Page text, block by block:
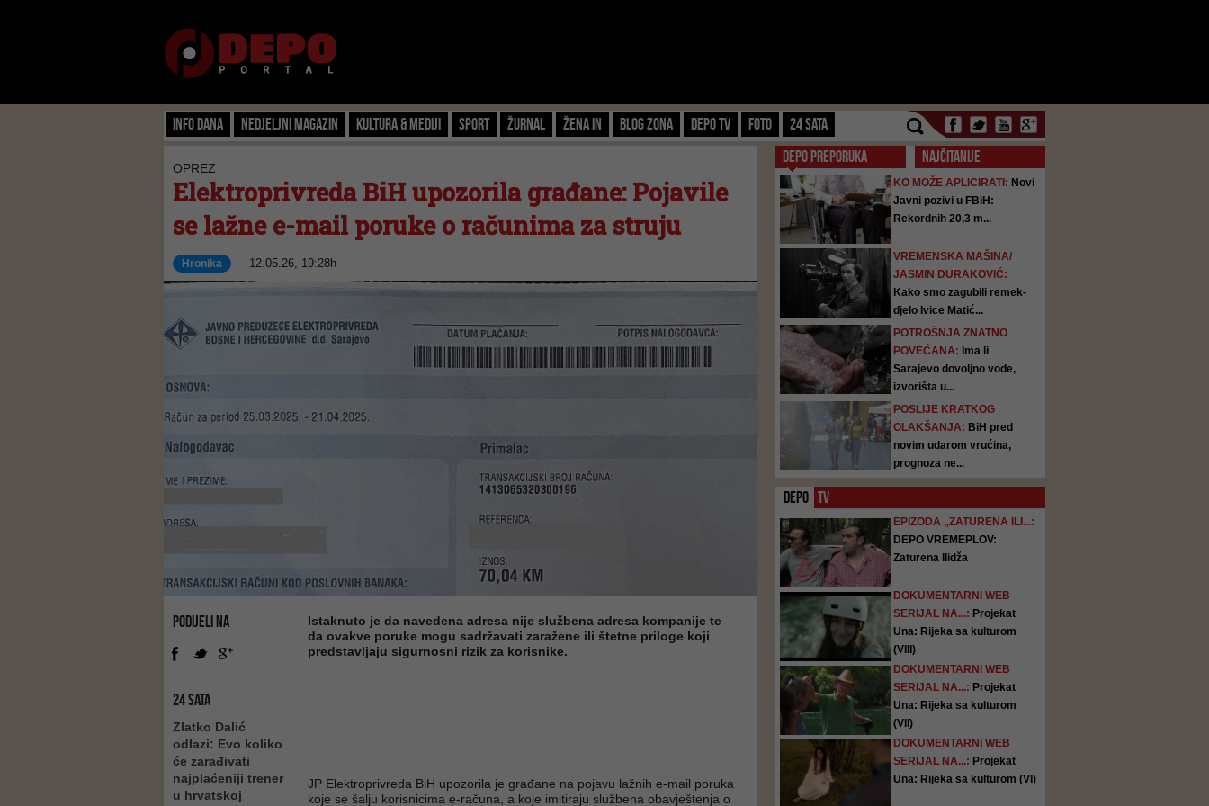
Info dana Nedjeljni magazin Kultura & Mediji Sport Žurnal Žena IN Blog zona Depo TV FOTO 24 SATA
OPREZ
Elektroprivreda BiH upozorila građane: Pojavile
se lažne e-mail poruke o računima za struju
Hronika 12.05.26, 19:28h
PODIJELI NA
24 SATA
Zlatko Dalić
odlazi: Evo koliko
će zarađivati
najplaćeniji trener
u hrvatskoj
Istaknuto je da navedena adresa nije službena adresa kompanije te
da ovakve poruke mogu sadržavati zaražene ili štetne priloge koji
predstavljaju sigurnosni rizik za korisnike.
JP Elektroprivreda BiH upozorila je građane na pojavu lažnih e-mail poruka
koje se šalju korisnicima e-računa, a koje imitiraju službena obavještenja o
DEPO PREPORUKA NAJČITANIJE
KO MOŽE APLICIRATI: Novi
Javni pozivi u FBiH:
Rekordnih 20,3 m...
VREMENSKA MAŠINA/
JASMIN DURAKOVIĆ:
Kako smo zagubili remek-
djelo Ivice Matić...
POTROŠNJA ZNATNO
POVEĆANA: Ima li
Sarajevo dovoljno vode,
izvorišta u...
POSLIJE KRATKOG
OLAKŠANJA: BiH pred
novim udarom vrućina,
prognoza ne...
DEPO TV
EPIZODA „ZATURENA ILI...:
DEPO VREMEPLOV:
Zaturena Ilidža
DOKUMENTARNI WEB
SERIJAL NA...: Projekat
Una: Rijeka sa kulturom
(VIII)
DOKUMENTARNI WEB
SERIJAL NA...: Projekat
Una: Rijeka sa kulturom
(VII)
DOKUMENTARNI WEB
SERIJAL NA...: Projekat
Una: Rijeka sa kulturom (VI)